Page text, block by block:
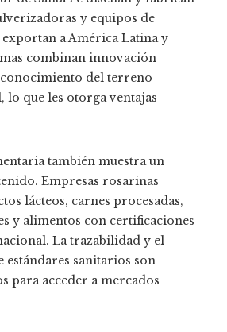
y equipos de
a América Latina y
combinan innovación
del terreno
que les otorga ventajas
también muestra un
Empresas rosarinas
lácteos, carnes procesadas,
y alimentos con certificaciones
La trazabilidad y el
sanitarios son
para acceder a mercados